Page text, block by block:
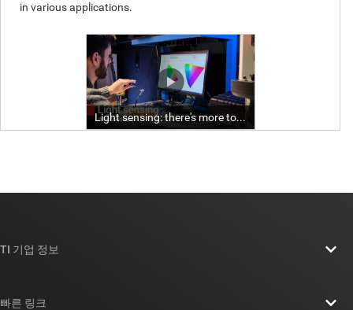
TI 기업 정보
빠른 링크